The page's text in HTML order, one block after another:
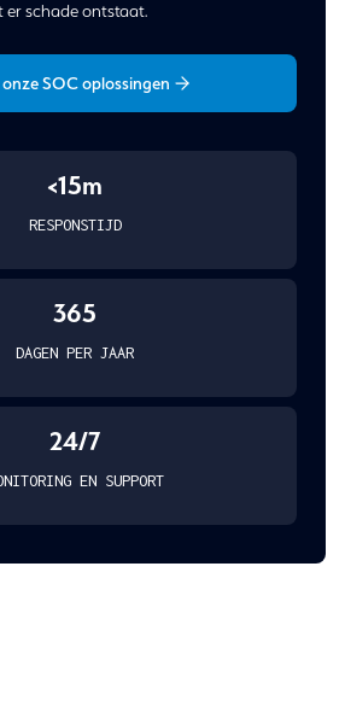
er schade ontstaat.
onze SOC oplossingen
<15m
RESPONSTIJD
365
DAGEN PER JAAR
24/7
EN SUPPORT